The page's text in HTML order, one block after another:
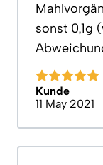
sonst 0,1g
Kunde
11 May 2021